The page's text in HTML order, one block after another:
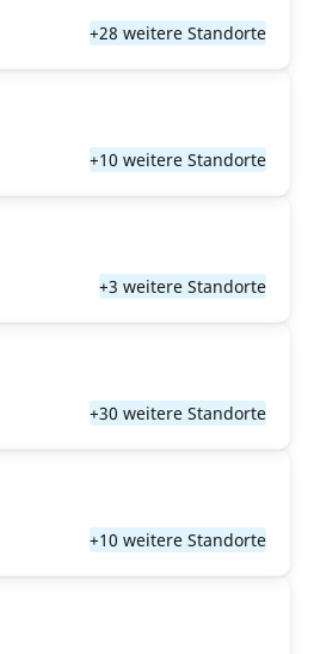
+28 weitere Standorte
+10 weitere Standorte
+3 weitere Standorte
+30 weitere Standorte
+10 weitere Standorte